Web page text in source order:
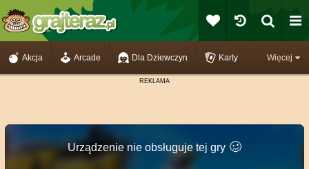
Więcej
Akcja Arcade Dla Dziewczyn Karty
Urządzenie nie obsługuje tej gry 🥴️